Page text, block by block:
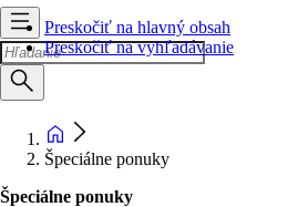
Preskočiť na hlavný obsah
Preskočiť na vyhľadávanie
Špeciálne ponuky
Špeciálne ponuky